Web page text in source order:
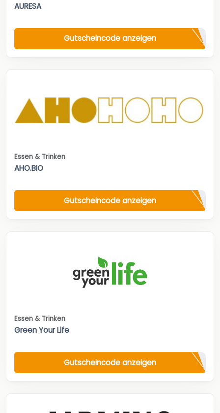
AURESA
Gutscheincode anzeigen
Essen & Trinken
AHO.BIO
Gutscheincode anzeigen
Essen & Trinken
Green Your Life
Gutscheincode anzeigen